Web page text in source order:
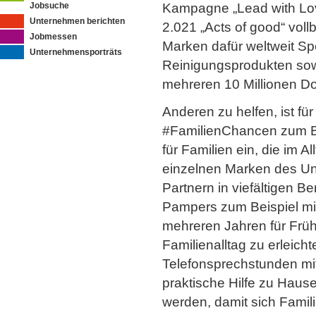
Jobsuche
Unternehmen berichten
Jobmessen
Unternehmensporträts
Kampagne „Lead with
2.021 „Acts of good“
Marken dafür weltweit
Reinigungsprodukten
mehreren 10 Millionen
Anderen zu helfen, ist
#FamilienChancen zum
für Familien ein, die im
einzelnen Marken des
Partnern in viefältigen
Pampers zum Beispiel
mehreren Jahren für
Familienalltag zu
Telefonsprechstunden
praktische Hilfe zu
werden, damit sich